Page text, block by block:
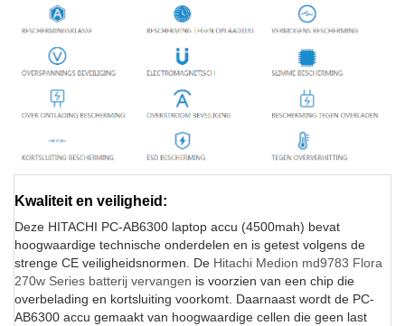
Kwaliteit en veiligheid:
Deze HITACHI PC-AB6300 laptop accu (4500mah) bevat
hoogwaardige technische onderdelen en is getest volgens de
strenge CE veiligheidsnormen. De Hitachi Medion md9783 Flora
270w Series batterij vervangen is voorzien van een chip die
overbelading en kortsluiting voorkomt. Daarnaast wordt de PC-
AB6300 accu gemaakt van hoogwaardige cellen die geen last